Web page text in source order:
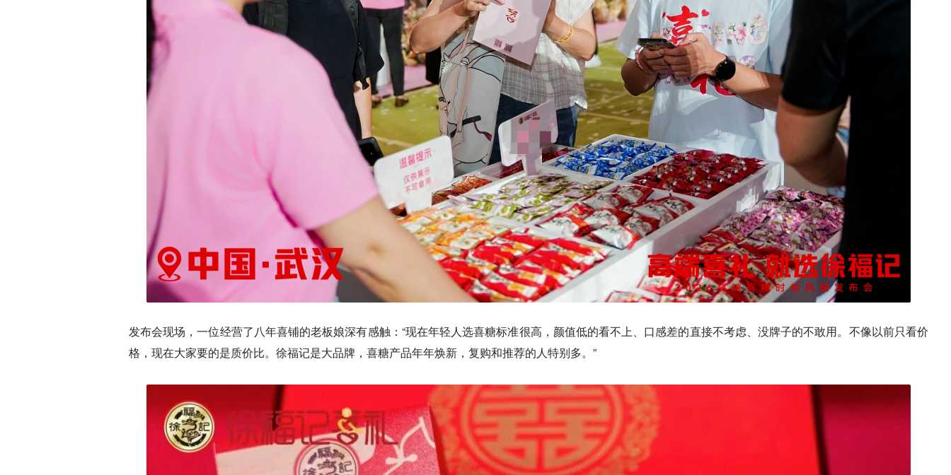
发布会现场，一位经营了八年喜铺的老板娘深有感触：“现在年轻人选喜糖标准很高，颜值低的看不上、口感差的直接不考虑、没牌子的不敢用。不像以前只看价
格，现在大家要的是质价比。徐福记是大品牌，喜糖产品年年焕新，复购和推荐的人特别多。”